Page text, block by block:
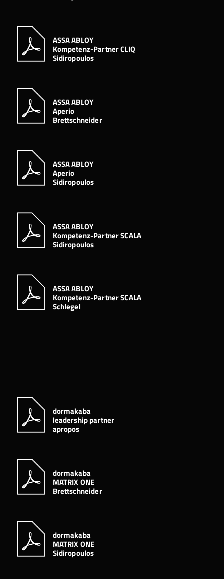
ASSA ABLOY
Kompetenz-Partner CLIQ
Sidiropoulos
ASSA ABLOY
Aperio
Brettschneider
ASSA ABLOY
Aperio
Sidiropoulos
ASSA ABLOY
Kompetenz-Partner SCALA
Sidiropoulos
ASSA ABLOY
Kompetenz-Partner SCALA
Schlegel
dormakaba
leadership partner
apropos
dormakaba
MATRIX ONE
Brettschneider
dormakaba
MATRIX ONE
Sidiropoulos